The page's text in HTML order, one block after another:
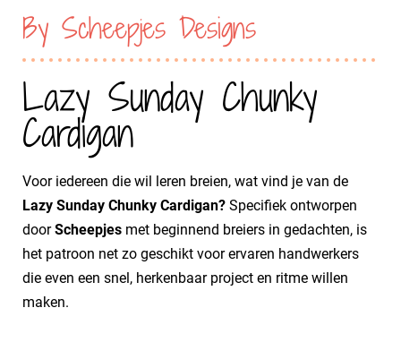
By Scheepjes Designs
Lazy Sunday Chunky
Cardigan
Voor iedereen die wil leren breien, wat vind je van de
Lazy Sunday Chunky Cardigan? Specifiek ontworpen
doorScheepjes met beginnend breiers in gedachten, is
het patroon net zo geschikt voor ervaren handwerkers
die even een snel, herkenbaar project en ritme willen
maken.